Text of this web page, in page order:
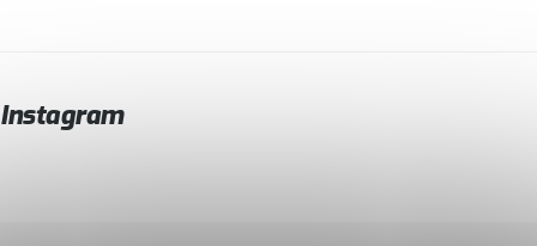
Instagram